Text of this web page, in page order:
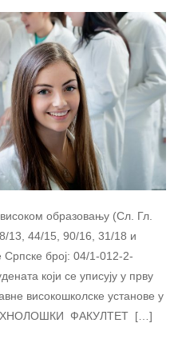
образовању (Сл. Гл.
13, 44/15, 90/16, 31/18 и
број: 04/1-012-2-
који се уписују у прву
високошколске установе у
ТЕХНОЛОШКИ ФАКУЛТЕТ […]